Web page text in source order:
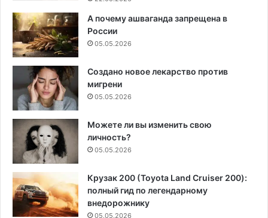
А почему ашваганда запрещена в
России
05.05.2026
Создано новое лекарство против
мигрени
05.05.2026
Можете ли вы изменить свою
личность?
05.05.2026
Крузак 200 (Toyota Land Cruiser 200):
полный гид по легендарному
внедорожнику
05.05.2026